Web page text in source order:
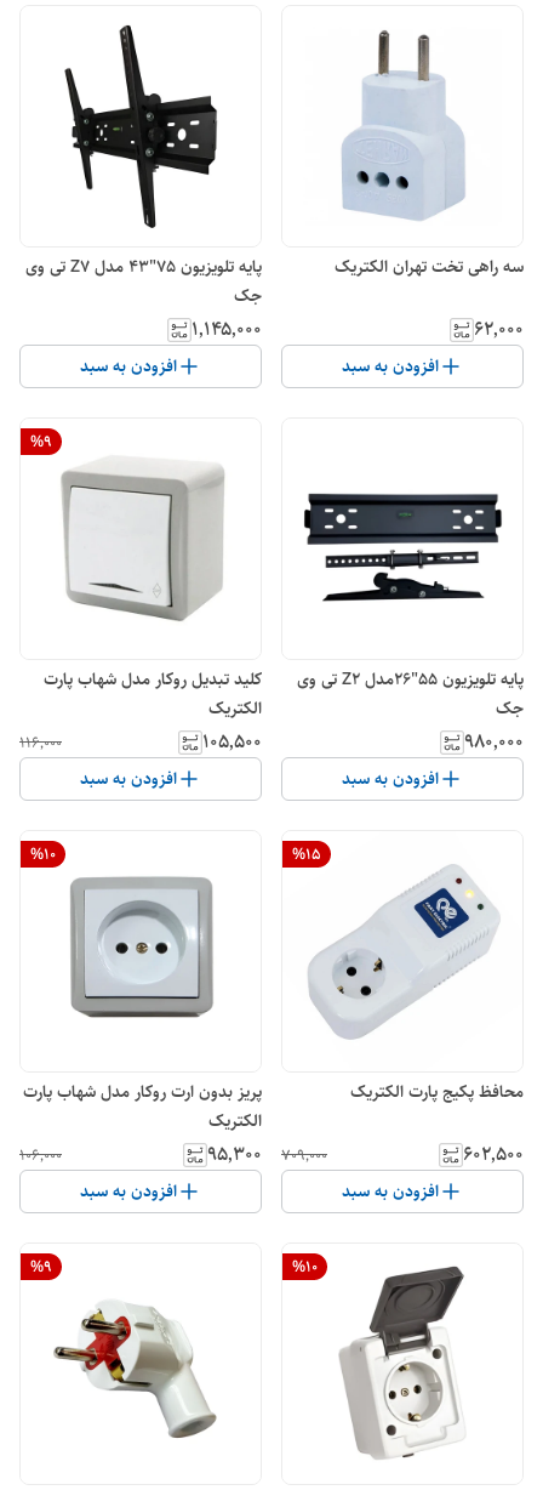
سه راهی تخت تهران الکتریک
۶۲٬۰۰۰
افزودن به سبد
پایه تلویزیون 75"43 مدل Z7 تی وی
جک
۱٬۱۴۵٬۰۰۰
افزودن به سبد
پایه تلویزیون 55"26مدل Z2 تی وی
جک
۹۸۰٬۰۰۰
افزودن به سبد
%9
کلید تبدیل روکار مدل شهاب پارت
الکتریک
۱۰۵٬۵۰۰ ۱۱۶٬۰۰۰
افزودن به سبد
%15
محافظ پکیج پارت الکتریک
۶۰۲٬۵۰۰ ۷۰۹٬۰۰۰
افزودن به سبد
%10
پریز بدون ارت روکار مدل شهاب پارت
الکتریک
۹۵٬۳۰۰ ۱۰۶٬۰۰۰
افزودن به سبد
%10
%9